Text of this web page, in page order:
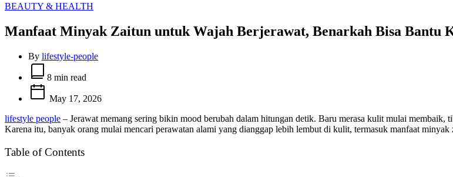
Categories
BEAUTY & HEALTH
Manfaat Minyak Zaitun untuk Wajah Berjerawat, Benarkah Bisa Bantu
By lifestyle-people
Estimated
read
time
8 min read
May 17, 2026
lifestyle people – Jerawat memang sering bikin mood berubah dalam hitungan detik. Baru merasa kulit mulai
Karena itu, banyak orang mulai mencari perawatan alami yang dianggap lebih lembut di kulit, termasuk manfaat
Table of Contents